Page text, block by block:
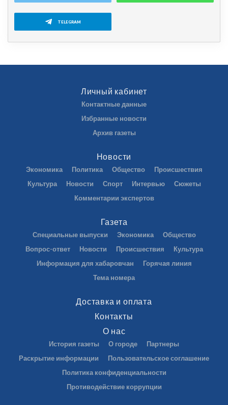
TELEGRAM
Личный кабинет
Контактные данные
Избранные новости
Архив газеты
Новости
Экономика Политика Общество
Происшествия
Культура
Новости Спорт Интервью
Сюжеты
Комментарии экспертов
Газета
Специальные выпуски Экономика
Общество
Вопрос-ответ
Новости Происшествия
Культура
Информация для хабаровчан
Горячая линия
Тема номера
Доставка и оплата
Контакты
О нас
История газеты О городе
Партнеры
Раскрытие информации
Пользовательское соглашение
Политика конфиденциальности
Противодействие коррупции